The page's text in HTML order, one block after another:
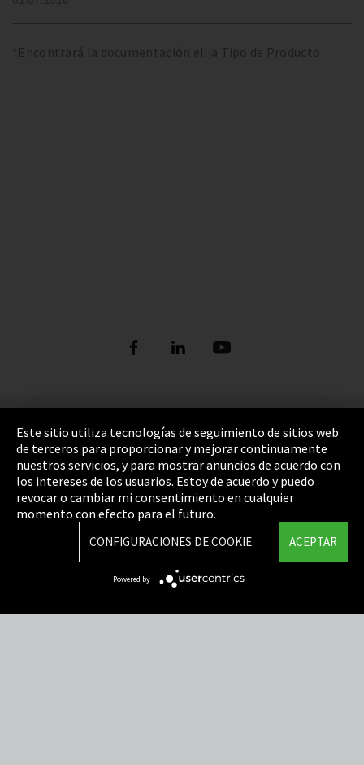
*Encontrará la documentación elija Tipo de Producto
Pie de imprenta
Política de privacidad
Cookie Settings
Términos y Condiciones
Mapa del sitio
Integrity Line
Este sitio utiliza tecnologías de seguimiento de sitios web
de terceros para proporcionar y mejorar continuamente
nuestros servicios, y para mostrar anuncios de acuerdo con
los intereses de los usuarios. Estoy de acuerdo y puedo
revocar o cambiar mi consentimiento en cualquier
momento con efecto para el futuro.
ACEPTAR
CONFIGURACIONES DE COOKIE
Powered by